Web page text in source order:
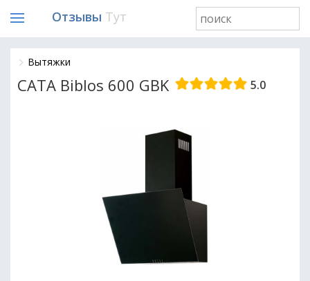
Отзывы Тут
Вытяжки
CATA Biblos 600 GBK 5.0